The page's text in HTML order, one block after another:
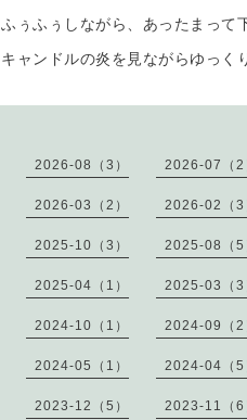
ふぅふぅしながら、あったまって
キャンドルの炎を見ながらゆっ
2026-08（3） 2026-07（2
2026-03（2） 2026-02（3
2025-10（3） 2025-08（5
2025-04（1） 2025-03（3
2024-10（1） 2024-09（2
2024-05（1） 2024-04（5
2023-12（5） 2023-11（6